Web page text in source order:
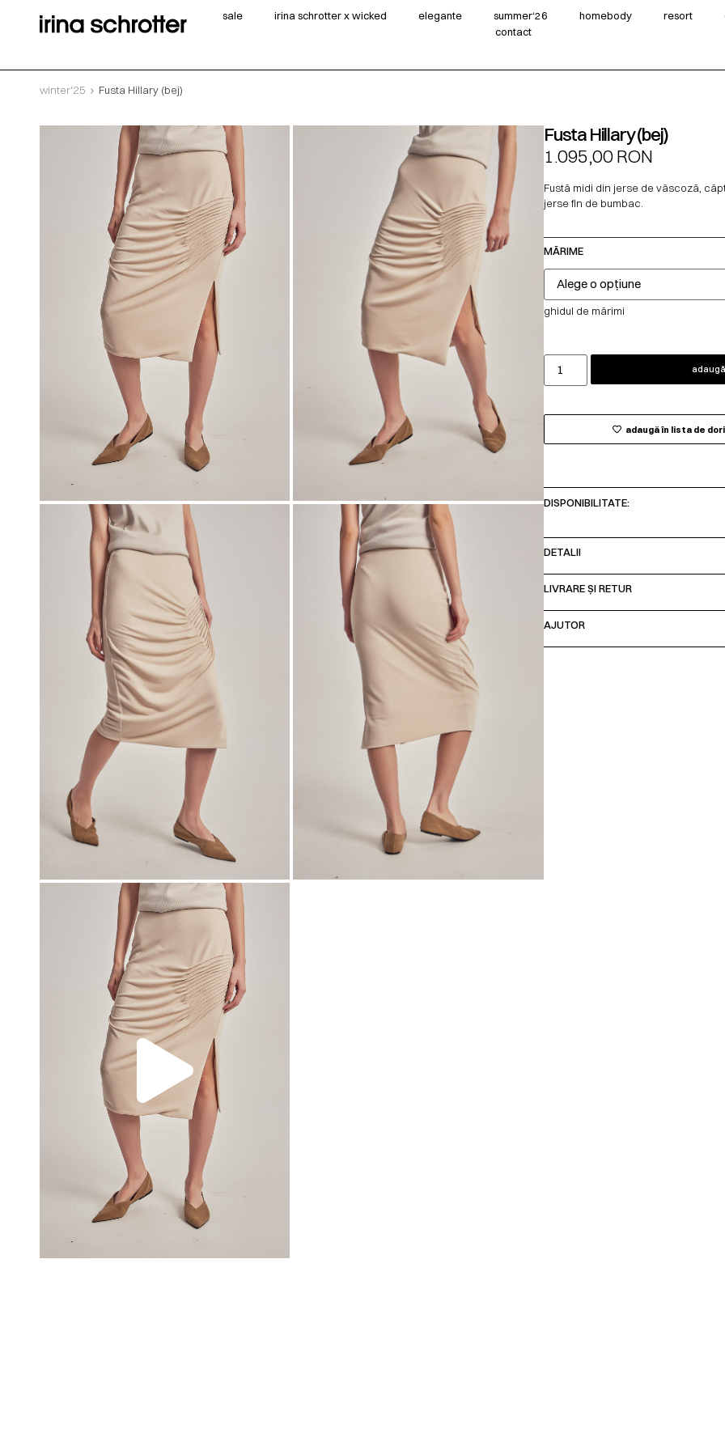
sale irina schrotter x wicked elegante summer‘26 homebody resort
contact
winter'25 Fusta Hillary (bej)
00:00
Fusta Hillary (bej)
1.095,00RON
Fustă midi din jerse de vâscoză,
jerse fin de bumbac.
MĂRIME
ghidul de mărimi
adaugă în lista de
DISPONIBILITATE:
DETALII
LIVRARE ȘI RETUR
AJUTOR